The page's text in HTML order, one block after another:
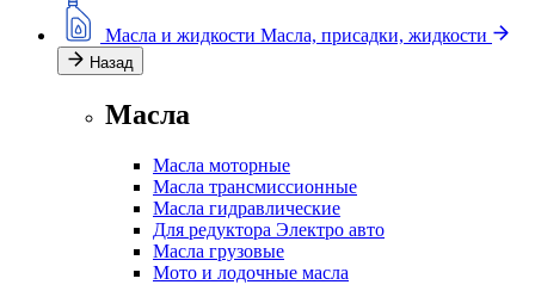
Масла и жидкости Масла, присадки, жидкости
Назад
Масла
Масла моторные
Масла трансмиссионные
Масла гидравлические
Для редуктора Электро авто
Масла грузовые
Мото и лодочные масла